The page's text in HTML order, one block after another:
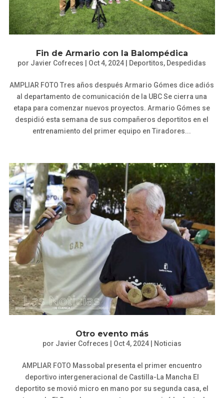
Fin de Armario con la Balompédica
por Javier Cofreces Oct 4, 2024 Deportitos, Despedidas
AMPLIAR FOTO Tres años después Armario Gómes dice adiós
al departamento de comunicación de la UBC Se cierra una
etapa para comenzar nuevos proyectos. Armario Gómes se
despidió esta semana de sus compañeros deportitos en el
entrenamiento del primer equipo en Tiradores...
Otro evento más
por Javier Cofreces Oct 4, 2024| Noticias
AMPLIAR FOTO Massobal presenta el primer encuentro
deportivo intergeneracional de Castilla-La Mancha El
deportito se movió micro en mano por su segunda casa, el